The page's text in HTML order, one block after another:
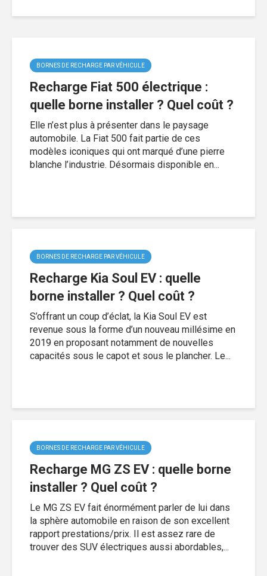
BORNES DE RECHARGE PAR VÉHICULE
Recharge Fiat 500 électrique :
quelle borne installer ? Quel coût ?
Elle n’est plus à présenter dans le paysage
automobile. La Fiat 500 fait partie de ces
modèles iconiques qui ont marqué d’une pierre
blanche l’industrie. Désormais disponible en...
BORNES DE RECHARGE PAR VÉHICULE
Recharge Kia Soul EV : quelle
borne installer ? Quel coût ?
S’offrant un coup d’éclat, la Kia Soul EV est
revenue sous la forme d’un nouveau millésime en
2019 en proposant notamment de nouvelles
capacités sous le capot et sous le plancher. Le...
BORNES DE RECHARGE PAR VÉHICULE
Recharge MG ZS EV : quelle borne
installer ? Quel coût ?
Le MG ZS EV fait énormément parler de lui dans
la sphère automobile en raison de son excellent
rapport prestations/prix. Il est assez rare de
trouver des SUV électriques aussi abordables,...